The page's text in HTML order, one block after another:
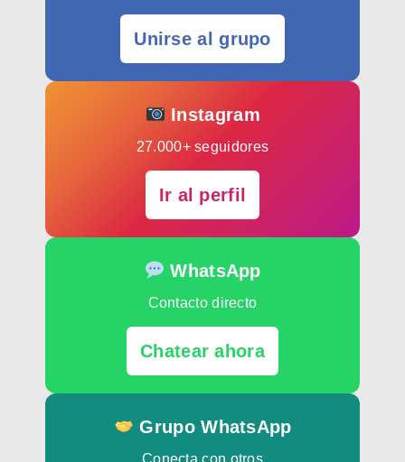
Unirse al grupo
Instagram
27.000+ seguidores
Ir al perfil
WhatsApp
Contacto directo
Chatear ahora
Grupo WhatsApp
Conecta con otros